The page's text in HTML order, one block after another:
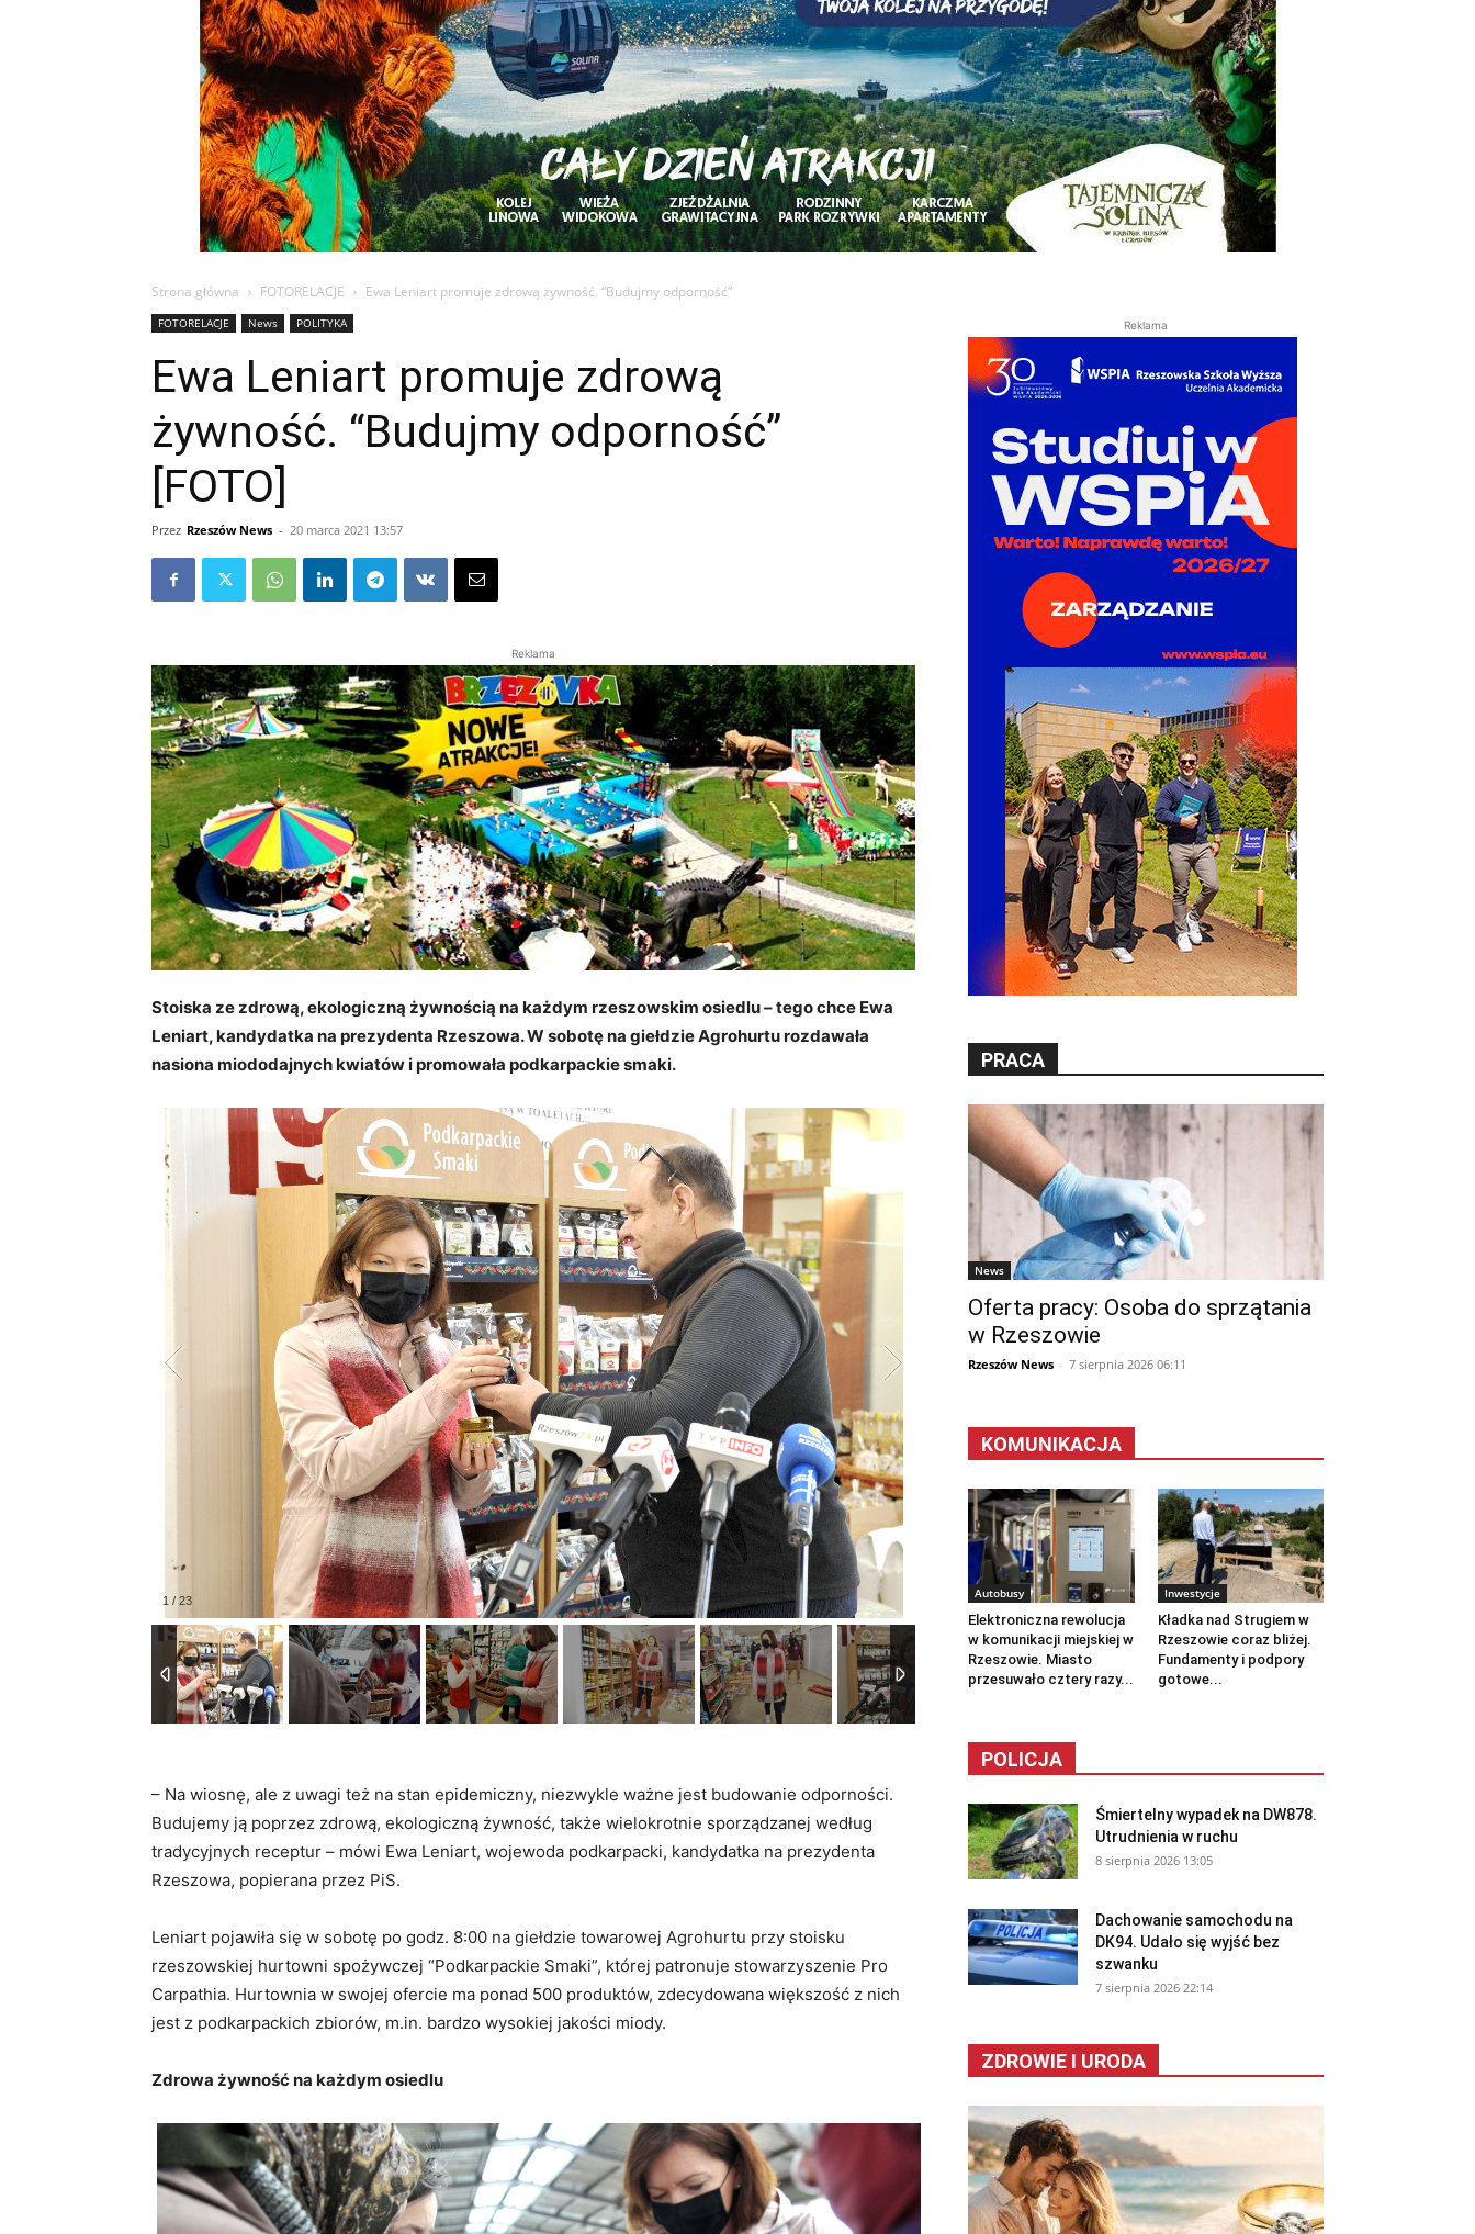
Strona główna FOTORELACJE Ewa Leniart promuje zdrową żywność. “Budujmy odporność”
FOTORELACJE News POLITYKA
Ewa Leniart promuje zdrową
żywność. “Budujmy odporność”
[FOTO]
Przez Rzeszów News - 20 marca 2021 13:57
Reklama
Stoiska ze zdrową, ekologiczną żywnością na każdym rzeszowskim osiedlu – tego chce Ewa
Leniart, kandydatka na prezydenta Rzeszowa. Wsobotę na giełdzie Agrohurtu rozdawała
nasiona miododajnych kwiatów i promowała podkarpackie smaki.
– Na wiosnę, ale z uwagi też na stan epidemiczny, niezwykle ważne jest budowanie odporności.
Budujemy ją poprzez zdrową, ekologiczną żywność, także wielokrotnie sporządzanej według
tradycyjnych receptur – mówi Ewa Leniart, wojewoda podkarpacki, kandydatka na prezydenta
Rzeszowa, popierana przez PiS.
Leniart pojawiła się w sobotę po godz. 8:00 na giełdzie towarowej Agrohurtu przy stoisku
rzeszowskiej hurtowni spożywczej “Podkarpackie Smaki”, której patronuje stowarzyszenie Pro
Carpathia. Hurtownia w swojej ofercie ma ponad 500 produktów, zdecydowana większość z nich
jest z podkarpackich zbiorów, m.in. bardzo wysokiej jakości miody.
Zdrowa żywność na każdym osiedlu
Reklama
PRACA
News
Oferta pracy: Osoba do sprzątania
w Rzeszowie
Rzeszów News - 7 sierpnia 2026 06:11
KOMUNIKACJA
Autobusy
Elektroniczna rewolucja
w komunikacji miejskiej w
Rzeszowie. Miasto
przesuwało cztery razy...
Inwestycje
Kładka nad Strugiem w
Rzeszowie coraz bliżej.
Fundamenty i podpory
gotowe...
POLICJA
Śmiertelny wypadek na DW878.
Utrudnienia w ruchu
8 sierpnia 2026 13:05
Dachowanie samochodu na
DK94. Udało się wyjść bez
szwanku
7 sierpnia 2026 22:14
ZDROWIE I URODA